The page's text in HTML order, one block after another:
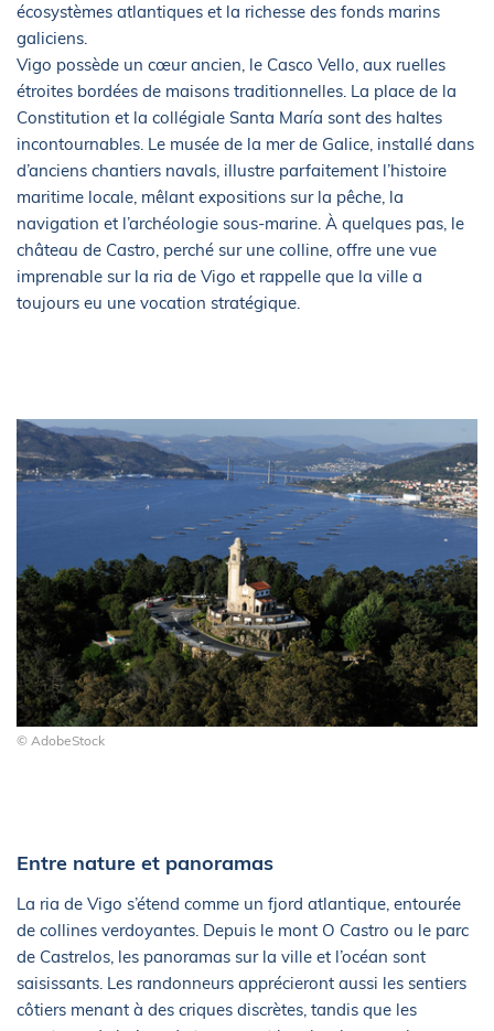
écosystèmes atlantiques et la richesse des fonds marins
galiciens.
Vigo possède un cœur ancien, le Casco Vello, aux ruelles
étroites bordées de maisons traditionnelles. La place de la
Constitution et la collégiale Santa María sont des haltes
incontournables. Le musée de la mer de Galice, installé dans
d’anciens chantiers navals, illustre parfaitement l’histoire
maritime locale, mêlant expositions sur la pêche, la
navigation et l’archéologie sous-marine. À quelques pas, le
château de Castro, perché sur une colline, offre une vue
imprenable sur la ria de Vigo et rappelle que la ville a
toujours eu une vocation stratégique.
© AdobeStock
Entre nature et panoramas
La ria de Vigo s’étend comme un fjord atlantique, entourée
de collines verdoyantes. Depuis le mont O Castro ou le parc
de Castrelos, les panoramas sur la ville et l’océan sont
saisissants. Les randonneurs apprécieront aussi les sentiers
côtiers menant à des criques discrètes, tandis que les